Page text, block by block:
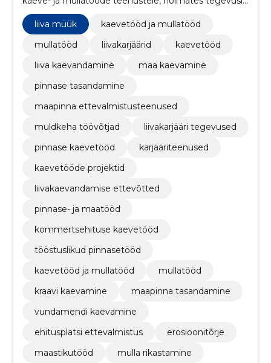
ka liivakarjäärides. Oleme pühendunud kvaliteetsele ja
professionaalsele teenindusele igas projektis!
liiva müük
kaevetööd ja mullatööd
mullatööd
liivakarjäärid
kaevetööd
liiva kaevandamine
maa kaevamine
pinnase tasandamine
maapinna ettevalmistusteenused
muldkeha töövõtjad
liivakarjääri tegevused
pinnase kaevetööd
karjääriteenused
kaevetööde projektid
liivakaevandamise ettevõtted
pinnase- ja maatööd
kommertsehituse kaevetööd
tööstuslikud pinnasetööd
kaevetööd ja mullatööd
mullatööd
kraavi kaevamine
maapinna tasandamine
vundamendi kaevamine
ehitusplatsi ettevalmistus
erosioonitõrje
maastikutööd
mulla rikastamine